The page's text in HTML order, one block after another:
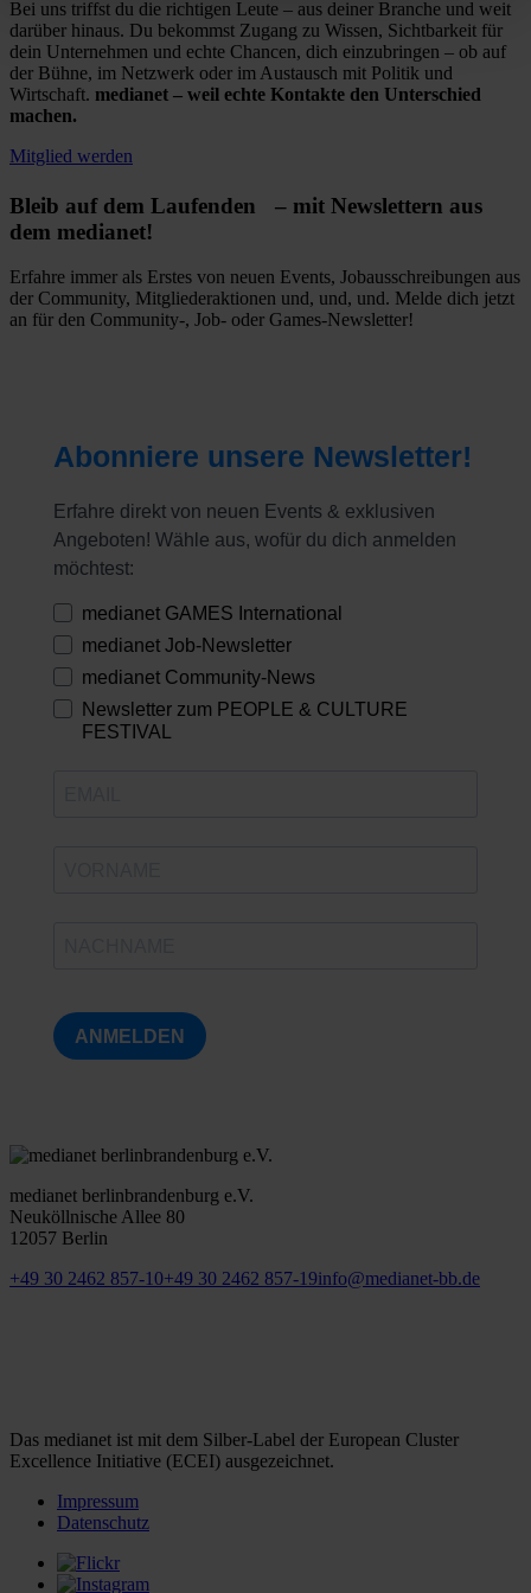
Bei uns triffst du die richtigen Leute – aus deiner Branche und weit
darüber hinaus. Du bekommst Zugang zu Wissen, Sichtbarkeit für
dein Unternehmen und echte Chancen, dich einzubringen – ob auf
der Bühne, im Netzwerk oder im Austausch mit Politik und
Wirtschaft. medianet – weil echte Kontakte den Unterschied
machen.
Mitglied werden
Bleib auf dem Laufenden – mit Newslettern aus
dem medianet!
Erfahre immer als Erstes von neuen Events, Jobausschreibungen aus
der Community, Mitgliederaktionen und, und, und. Melde dich jetzt
an für den Community-, Job- oder Games-Newsletter!
Abonniere unsere Newsletter!
Erfahre direkt von neuen Events & exklusiven
Angeboten! Wähle aus, wofür du dich anmelden
möchtest:
medianet GAMES International
medianet Job-Newsletter
medianet Community-News
Newsletter zum PEOPLE & CULTURE
FESTIVAL
ANMELDEN
medianet berlinbrandenburg e.V.
Neuköllnische Allee 80
12057 Berlin
+49 30 2462 857-10+49 30 2462 857-19info@medianet-bb.de
Das medianet ist mit dem Silber-Label der European Cluster
Excellence Initiative (ECEI) ausgezeichnet.
Impressum
Datenschutz